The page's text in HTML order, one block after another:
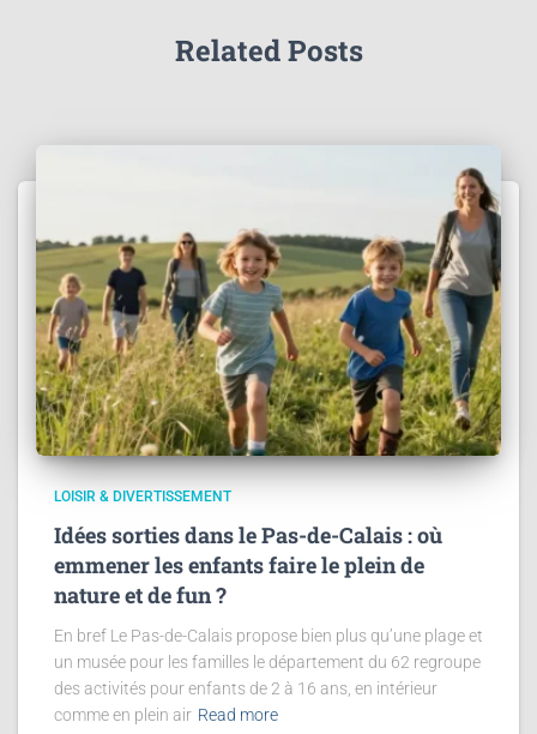
Related Posts
LOISIR & DIVERTISSEMENT
Idées sorties dans le Pas-de-Calais : où
emmener les enfants faire le plein de
nature et de fun ?
En bref Le Pas-de-Calais propose bien plus qu’une plage et
un musée pour les familles le département du 62 regroupe
des activités pour enfants de 2 à 16 ans, en intérieur
comme en plein air Read more